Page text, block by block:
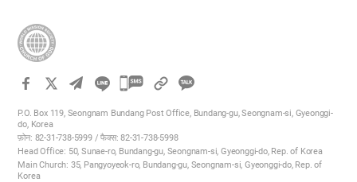
카
오
톡
공
P.O. Box 119, Seongnam Bundang Post Office, Bundang-gu, Seongnam-si, Gyeonggi-
do, Korea
फ़ोन: 82-31-738-5999 / फैक्स: 82-31-738-5998
Head Office: 50, Sunae-ro, Bundang-gu, Seongnam-si, Gyeonggi-do, Rep. of Korea
Main Church: 35, Pangyoyeok-ro, Bundang-gu, Seongnam-si, Gyeonggi-do, Rep. of
Korea